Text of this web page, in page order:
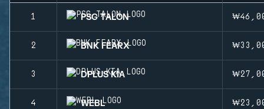
1 PSG TALON
2 BNK FEARX
3 DPLUS KIA
4 WEBL